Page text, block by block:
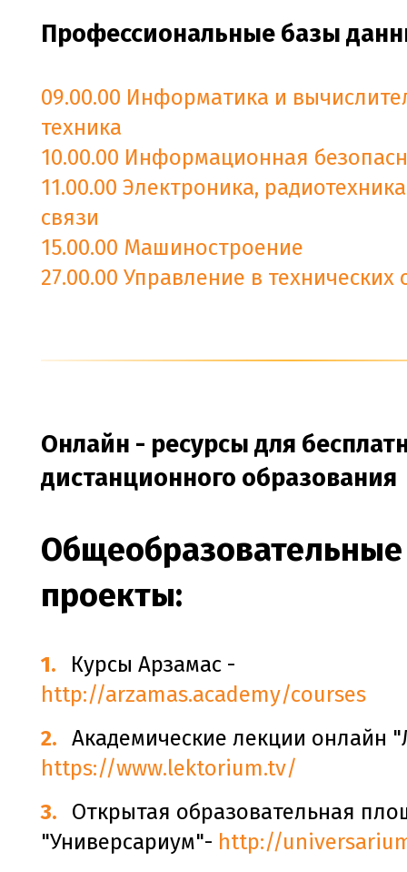
Профессиональные базы
09.00.00 Информатика и
техника
10.00.00 Информационная
11.00.00 Электроника,
связи
15.00.00 Машиностроение
27.00.00 Управление в технических
Онлайн - ресурсы для
дистанционного образования
Общеобразовательные
проекты:
Курсы Арзамас -
http://arzamas.academy/courses
Академические лекции онлайн
https://www.lektorium.tv/
Открытая образовательная
"Универсариум"- http://